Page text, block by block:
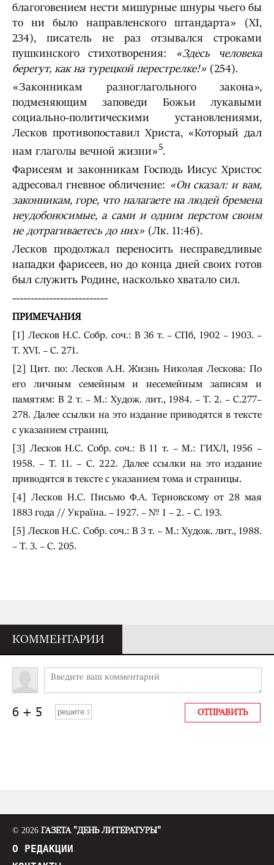
благоговением нести мишурные шнуры чьего бы
то ни было направленского штандарта» (XI,
234), писатель не раз отзывался строками
пушкинского стихотворения:
«Здесь человека
берегут, как на турецкой перестрелке!» (254).
«Законникам разноглагольного закона»,
подменяющим заповеди Божьи лукавыми
социально-политическими установлениями,
Лесков противопоставил Христа, «Который дал
нам глаголы вечной жизни»5.
Фарисеям и законникам Господь Иисус Христос
адресовал гневное обличение: «Он сказал: и вам,
законникам, горе, что налагаете на людей бремена
неудобоносимые, а сами и одним перстом своим
не дотрагиваетесь до них» (Лк. 11:46).
Лесков продолжал переносить несправедливые
нападки фарисеев, но до конца дней своих готов
был служить Родине, насколько хватало сил.
--------------------------
ПРИМЕЧАНИЯ
[1] Лесков Н.С. Собр. соч.: В 36 т. – СПб, 1902 – 1903. –
Т. XVI. – С. 271.
[2] Цит. по: Лесков А.Н. Жизнь Николая Лескова: По
его личным семейным и несемейным записям и
памятям: В 2 т. – М.: Худож. лит., 1984. – Т. 2. – С.277–
278. Далее ссылки на это издание приводятся в тексте
с указанием страниц.
[3] Лесков Н.С. Собр. соч.: В 11 т. – М.: ГИХЛ, 1956 –
1958. – Т. 11. – С. 222. Далее ссылки на это издание
приводятся в тексте с указанием тома и страницы.
[4] Лесков Н.С. Письмо Ф.А. Терновскому от 28 мая
1883 года // Украϊна. – 1927. – № 1 – 2. – С. 193.
[5] Лесков Н.С. Собр. соч.: В 3 т. – М.: Худож. лит., 1988.
– Т. 3. – С. 205.
КОММЕНТАРИИ
© 2026 ГАЗЕТА "ДЕНЬ ЛИТЕРАТУРЫ"
О РЕДАКЦИИ